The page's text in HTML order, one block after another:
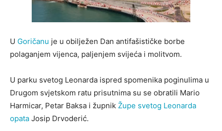
U Goričanu je u obilježen Dan antifašističke borbe
polaganjem vijenca, paljenjem svijeća i molitvom.
U parku svetog Leonarda ispred spomenika poginulima u
Drugom svjetskom ratu prisutnima su se obratili Mario
Harmicar, Petar Baksa i župnik Župe svetog Leonarda
opata Josip Drvoderić.